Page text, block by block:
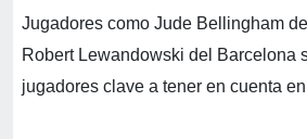
Jugadores como Jude Bellingham
Robert Lewandowski del Barcelona
jugadores clave a tener en cuenta